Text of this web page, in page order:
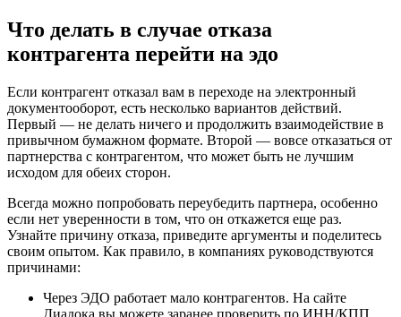
Что делать в случае отказа
контрагента перейти на эдо
Если контрагент отказал вам в переходе на электронный
документооборот, есть несколько вариантов действий.
Первый — не делать ничего и продолжить взаимодействие в
привычном бумажном формате. Второй — вовсе отказаться от
партнерства с контрагентом, что может быть не лучшим
исходом для обеих сторон.
Всегда можно попробовать переубедить партнера, особенно
если нет уверенности в том, что он откажется еще раз.
Узнайте причину отказа, приведите аргументы и поделитесь
своим опытом. Как правило, в компаниях руководствуются
причинами:
Через ЭДО работает мало контрагентов. На сайте
Диадока вы можете заранее проверить по ИНН/КПП,